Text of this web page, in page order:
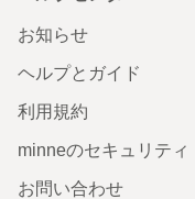
お知らせ
ヘルプとガイド
利用規約
minneのセキュリティ
お問い合わせ